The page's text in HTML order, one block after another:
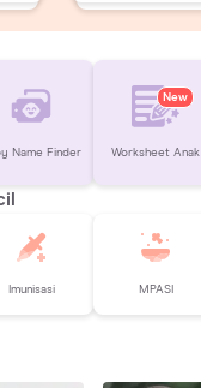
Name Finder
New
Worksheet Anak
Imunisasi MPASI